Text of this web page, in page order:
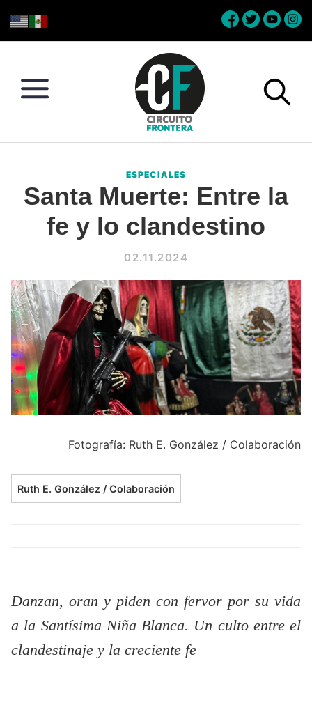
to
to
to
to
Conéctate
la
frontera
ESPECIALES
Santa Muerte: Entre la
fe y lo clandestino
02.11.2024
Fotografía: Ruth E. González / Colaboración
Ruth E. González / Colaboración
Danzan, oran y piden con fervor por su vida
a la Santísima Niña Blanca. Un culto entre el
clandestinaje y la creciente fe